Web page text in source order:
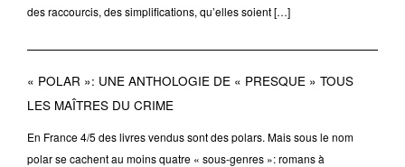
des raccourcis, des simplifications, qu’elles soient […]
« POLAR »: UNE ANTHOLOGIE DE « PRESQUE » TOUS
LES MAÎTRES DU CRIME
En France 4/5 des livres vendus sont des polars. Mais sous le nom
polar se cachent au moins quatre « sous-genres »: romans à